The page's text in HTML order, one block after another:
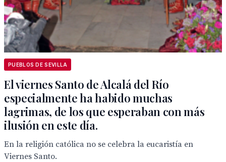
PUEBLOS DE SEVILLA
El viernes Santo de Alcalá del Río
especialmente ha habido muchas
lagrimas, de los que esperaban con más
ilusión en este día.
En la religión católica no se celebra la eucaristía en
Viernes Santo.